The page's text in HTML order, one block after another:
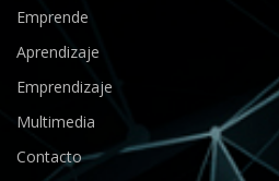
Emprende
Aprendizaje
Emprendizaje
Multimedia
Contacto